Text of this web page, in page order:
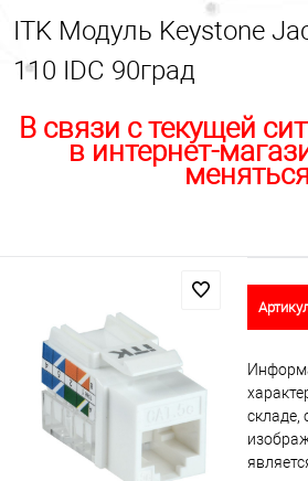
ITK Модуль Keystone
110 IDC 90град
В связи с текущей
в интернет-
меняться
складе,